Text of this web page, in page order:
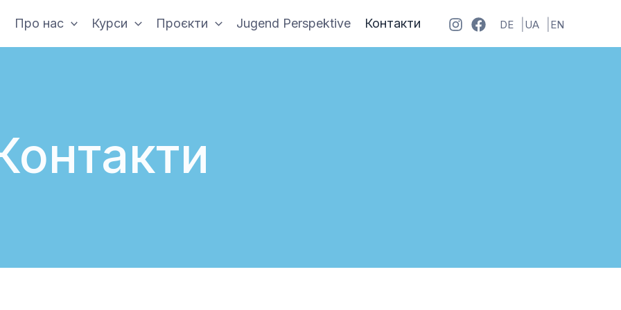
Про нас Курси Проєкти Jugend Perspektive Контакти DE UA EN